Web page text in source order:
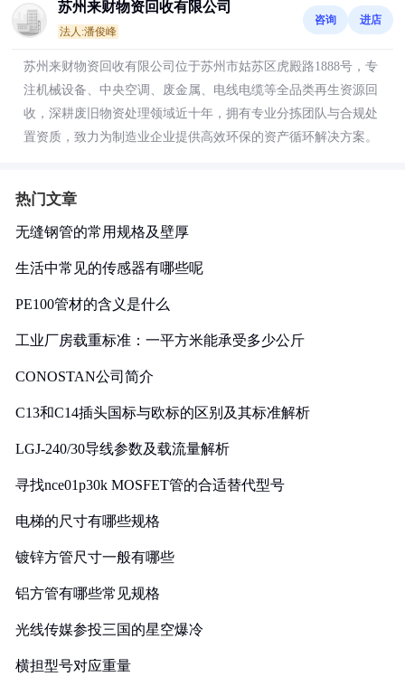
苏州来财物资回收有限公司
法人:潘俊峰
咨询 进店
苏州来财物资回收有限公司位于苏州市姑苏区虎殿路1888号，专
注机械设备、中央空调、废金属、电线电缆等全品类再生资源回
收，深耕废旧物资处理领域近十年，拥有专业分拣团队与合规处
置资质，致力为制造业企业提供高效环保的资产循环解决方案。
热门文章
无缝钢管的常用规格及壁厚
生活中常见的传感器有哪些呢
PE100管材的含义是什么
工业厂房载重标准：一平方米能承受多少公斤
CONOSTAN公司简介
C13和C14插头国标与欧标的区别及其标准解析
LGJ-240/30导线参数及载流量解析
寻找nce01p30k MOSFET管的合适替代型号
电梯的尺寸有哪些规格
镀锌方管尺寸一般有哪些
铝方管有哪些常见规格
光线传媒参投三国的星空爆冷
横担型号对应重量